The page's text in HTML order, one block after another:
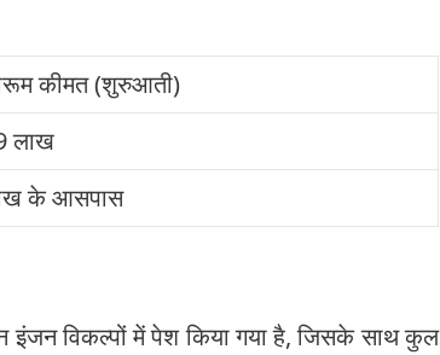
कीमत (शुरुआती)
लाख
के आसपास
इंजन विकल्पों में पेश किया गया है, जिसके साथ कुल